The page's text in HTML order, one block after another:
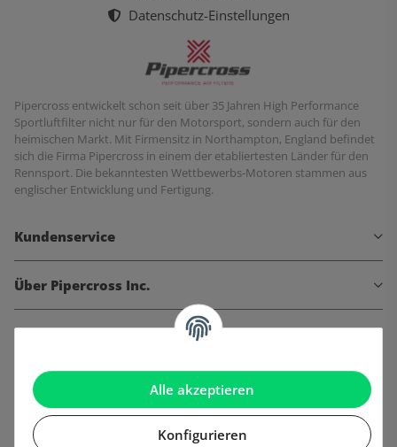
Alle akzeptieren
Konfigurieren
Datenschutz-Einstellungen
Pipercross entwickelt schon seit über 35 Jahren High Performance
Sportluftfilter nicht nur für den Motorsport, sondern auch für den
heimischen Markt. Mit Firmensitz in Northampton, England befindet
sich die Firma Pipercross in einem der etabliertesten Länder für den
Rennsport. Die bekanntesten Wettbewerbs-Motoren stammen aus
englischer Entwicklung und Fertigung.
Kundenservice
Über Pipercross Inc.
Informationen
Gesetzliche Informationen